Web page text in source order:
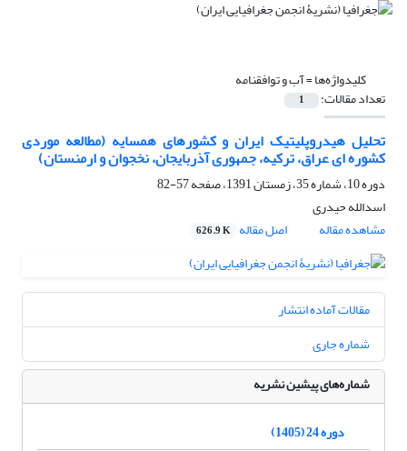
کلیدواژه‌ها =آب و توافقنامه
تعداد مقالات: 1
تحلیل هیدروپلیتیک ایران و کشورهای همسایه (مطالعه موردی
کشوره ای عراق، ترکیه، جمهوری آذربایجان، نخجوان و ارمنستان)
دوره 10، شماره 35، زمستان 1391، صفحه
57-82
اسدالله حیدری
مشاهده مقاله
اصل مقاله 626.9 K
مقالات آماده انتشار
شماره جاری
شماره‌های پیشین نشریه
دوره 24 (1405)